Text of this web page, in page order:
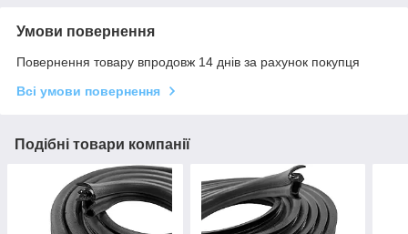
Умови повернення
Повернення товару впродовж 14 днів за рахунок покупця
Всі умови повернення
Подібні товари компанії